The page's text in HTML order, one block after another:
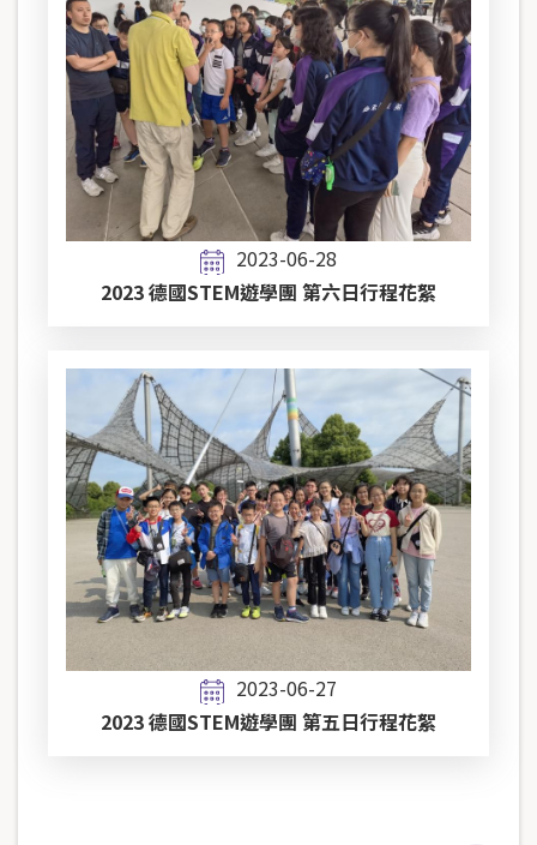
2023-06-28
2023 德國STEM遊學團 第六日行程花絮
2023-06-27
2023 德國STEM遊學團 第五日行程花絮